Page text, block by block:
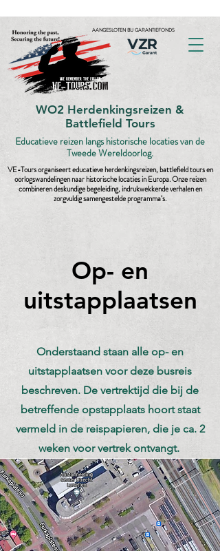
AANGESLOTEN BIJ GARANTIEFONDS
WO2 Herdenkingsreizen &
Battlefield Tours
Educatieve reizen langs historische locaties van de
Tweede Wereldoorlog.
VE-Tours organiseert educatieve herdenkingsreizen, battlefield tours en
oorlogswandelingen naar historische locaties in Europa. Onze reizen
combineren deskundige begeleiding, indrukwekkende verhalen en
zorgvuldig samengestelde programma’s.
Op- en
uitstapplaatsen
Onderstaand staan alle op- en
uitstapplaatsen voor deze busreis
beschreven. De vertrektijd die bij de
betreffende opstapplaats hoort staat
vermeld in de reispapieren, die je ca. 2
weken voor vertrek ontvangt.